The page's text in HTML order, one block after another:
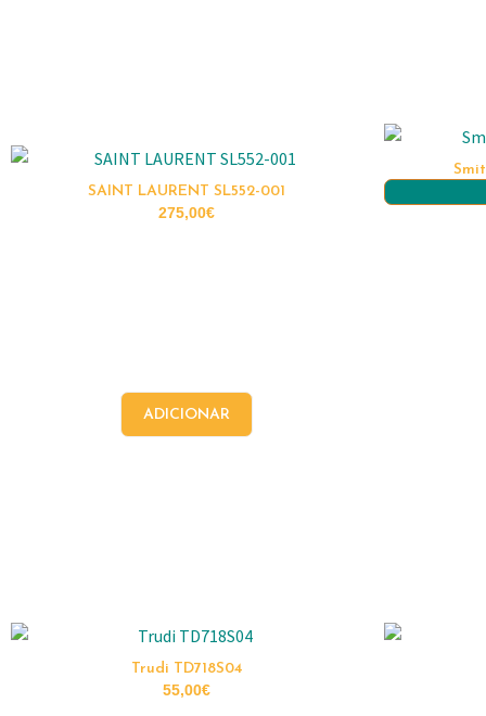
SAINT LAURENT SL552-001
275,00€
ADICIONAR
Trudi TD718S04
55,00€